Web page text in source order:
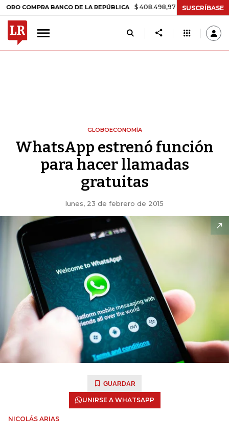
BANCO DE LA REPÚBLICA $ 408.498,97 +$ 8.753,81 +2,19%
SUSCRÍBASE
GLOBOECONOMÍA
WhatsApp estrenó función
para hacer llamadas
gratuitas
lunes, 23 de febrero de 2015
GUARDAR
UNIRSE A WHATSAPP
NICOLÁS ARIAS